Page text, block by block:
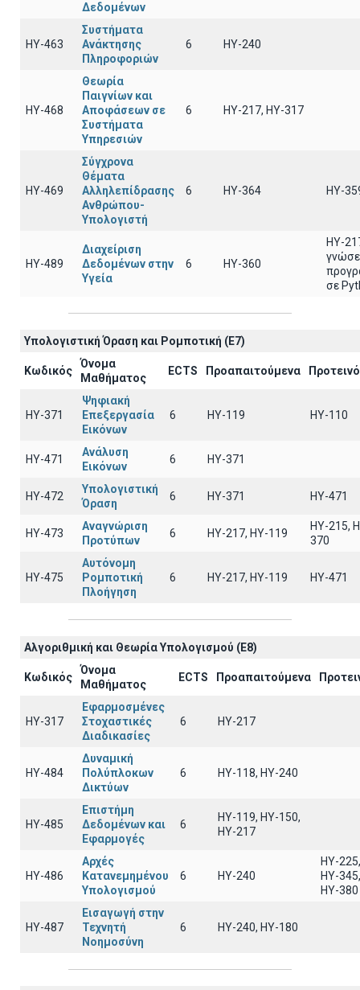
Δεδομένων
ΗΥ-463
Συστήματα
Ανάκτησης
Πληροφοριών
6 HY-240
ΗΥ-468
Θεωρία
Παιγνίων και
Αποφάσεων σε
Συστήματα
Υπηρεσιών
6 ΗΥ-217, ΗΥ-317
ΗΥ-469
Σύγχρονα
Θέματα
Αλληλεπίδρασης
Ανθρώπου-
Υπολογιστή
6 ΗΥ-364 ΗΥ-
ΗΥ-489
Διαχείριση
Δεδομένων στην
Υγεία
6 ΗΥ-360
ΗΥ-
σε
Υπολογιστική Όραση και Ρομποτική (E7)
Κωδικός
Όνομα
Μαθήματος
ECTS Προαπαιτούμενα
ΗΥ-371
Ψηφιακή
Επεξεργασία
Εικόνων
6 ΗΥ-119 ΗΥ-110
ΗΥ-471
Ανάλυση
Εικόνων
6 ΗΥ-371
ΗΥ-472
Υπολογιστική
Όραση
6 ΗΥ-371 ΗΥ-471
ΗΥ-473
Αναγνώριση
Προτύπων
6 HY-217, HY-119
HY-215,
370
ΗΥ-475
Αυτόνομη
Ρομποτική
Πλοήγηση
6 HY-217, HY-119 ΗΥ-471
Αλγοριθμική και Θεωρία Υπολογισμού (E8)
Κωδικός
Όνομα
Μαθήματος
ECTS Προαπαιτούμενα
ΗΥ-317
Εφαρμοσμένες
Στοχαστικές
Διαδικασίες
6 HY-217
ΗΥ-484
Δυναμική
Πολύπλοκων
Δικτύων
6 ΗΥ-118, ΗΥ-240
ΗΥ-485
Επιστήμη
Δεδομένων και
Εφαρμογές
6
ΗΥ-119, ΗΥ-150,
ΗΥ-217
ΗΥ-486
Αρχές
Κατανεμημένου
Υπολογισμού
6 ΗΥ-240
ΗΥ-225,
ΗΥ-345,
ΗΥ-380
ΗΥ-487
Εισαγωγή στην
Τεχνητή
Νοημοσύνη
6 HY-240, HY-180